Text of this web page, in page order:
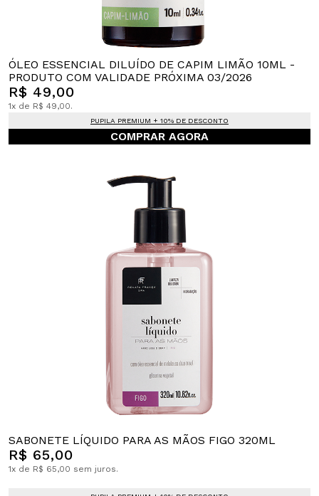
ÓLEO ESSENCIAL DILUÍDO DE CAPIM LIMÃO 10ML -
PRODUTO COM VALIDADE PRÓXIMA 03/2026
R$ 49,00
1x de R$ 49,00.
PUPILA PREMIUM + 10% DE DESCONTO
COMPRAR AGORA
SABONETE LÍQUIDO PARA AS MÃOS FIGO 320ML
R$ 65,00
1x de R$ 65,00 sem juros.